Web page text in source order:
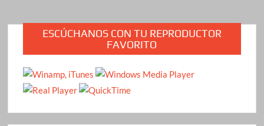
ESCÚCHANOS CON TU REPRODUCTOR
FAVORITO